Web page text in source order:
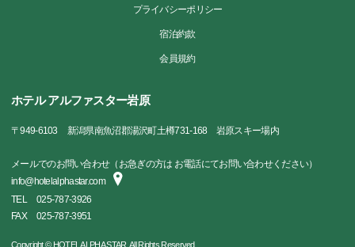
プライバシーポリシー
宿泊約款
会員規約
ホテル アルファスター岩原
〒949-6103 新潟県南魚沼郡湯沢町土樽731-168 岩原スキー場内
メールでのお問い合わせ（お急ぎの方は お電話にてお問い合わせください）
info@hotelalphastar.com
TEL
025-787-3926
FAX
025-787-3951
Copyright © HOTEL ALPHA STAR. All Rights Reserved.